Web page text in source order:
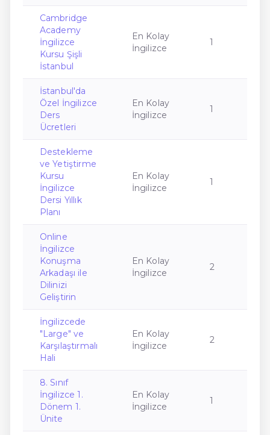
Cambridge
Academy
İngilizce
Kursu Şişli
İstanbul
En Kolay
İngilizce
1
İstanbul'da
Özel İngilizce
Ders
Ücretleri
En Kolay
İngilizce
1
Destekleme
ve Yetiştirme
Kursu
İngilizce
Dersi Yıllık
Planı
En Kolay
İngilizce
1
Online
İngilizce
Konuşma
Arkadaşı ile
Dilinizi
Geliştirin
En Kolay
İngilizce
2
İngilizcede
"Large" ve
Karşılaştırmalı
Hali
En Kolay
İngilizce
2
8. Sınıf
İngilizce 1.
Dönem 1.
Ünite
En Kolay
İngilizce
1